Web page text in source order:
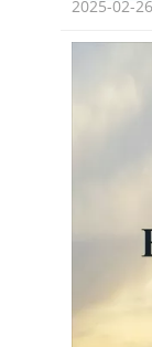
2025-02-26